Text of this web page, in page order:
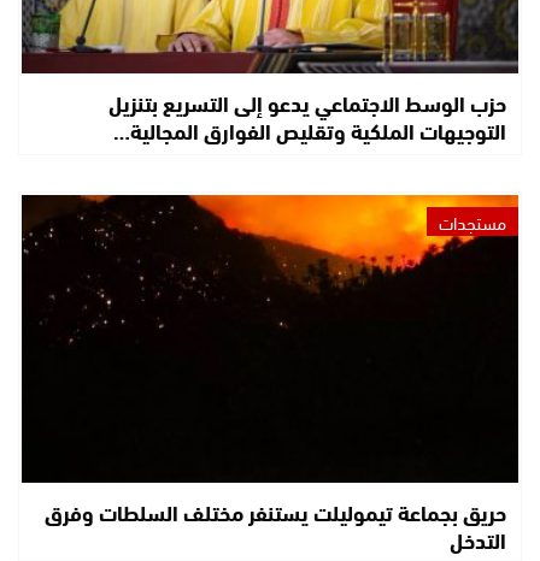
حزب الوسط الاجتماعي يدعو إلى التسريع بتنزيل
التوجيهات الملكية وتقليص الفوارق المجالية…
مستجدات
حريق بجماعة تيموليلت يستنفر مختلف السلطات وفرق
التدخل